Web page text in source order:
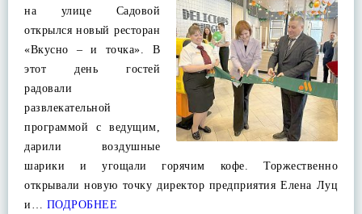
на улице Садовой
открылся новый ресторан
«Вкусно – и точка». В
этот день гостей
радовали
развлекательной
программой с ведущим,
дарили воздушные
шарики и угощали горячим кофе. Торжественно
открывали новую точку директор предприятия Елена Луц
и… ПОДРОБНЕЕ